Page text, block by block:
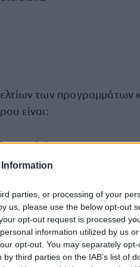
parties, or processing of your
us, please use the below opt-out
opt-out request is processed
information utilized by us
opt-out. You may separately
third parties on the IAB’s list of
των προγραμμάτων
είναι:
τα δελτία τους μέχρι και
στα παραπάνω
τουρισμού και